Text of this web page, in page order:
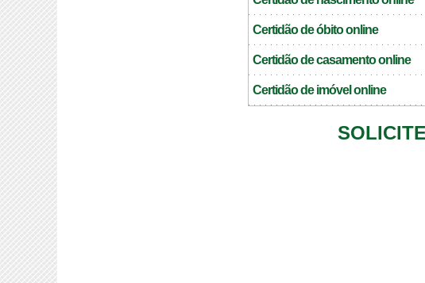
Certidão de óbito online
Certidão de casamento online
Certidão de imóvel online